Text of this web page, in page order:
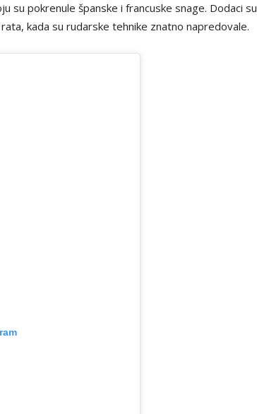
su pokrenule španske i francuske snage. Dodaci su
kada su rudarske tehnike znatno napredovale.